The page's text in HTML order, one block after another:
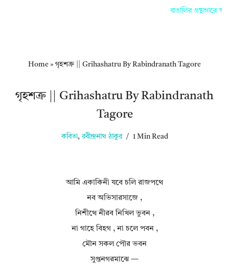
বাঙালির গ্রন্থাগারে
Home » গৃহশত্রু || Grihashatru By Rabindranath Tagore
গৃহশত্রু || Grihashatru By Rabindranath
Tagore
কবিতা, রবীন্দ্রনাথ ঠাকুর 1 Min Read
আমি একাকিনী যবে চলি রাজপথে
নব অভিসারসাজে ,
নিশীথে নীরব নিখিল ভুবন ,
না গাহে বিহগ , না চলে পবন ,
মৌন সকল পৌর ভবন
সুপ্তনগরমাঝে —